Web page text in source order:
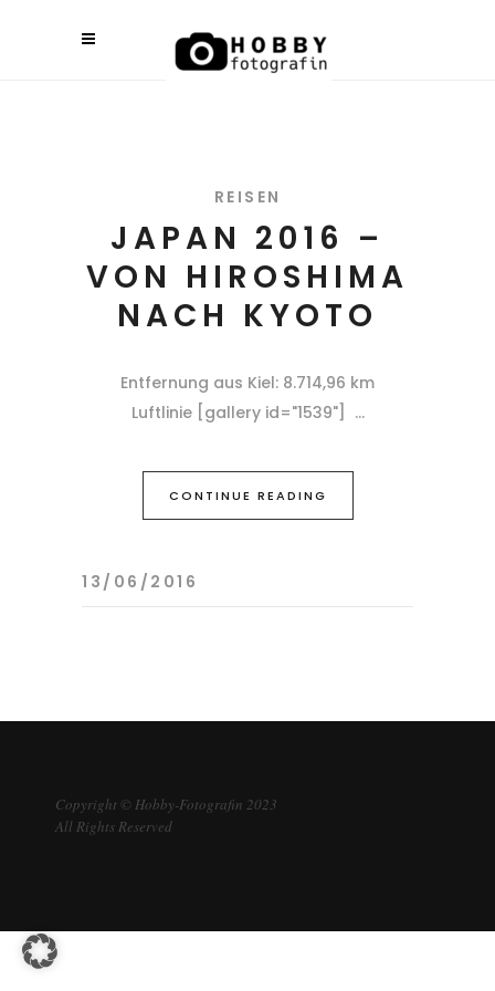
REISEN
JAPAN 2016 –
VON HIROSHIMA
NACH KYOTO
Entfernung aus Kiel: 8.714,96 km
Luftlinie [gallery id="1539"]
CONTINUE READING
13/06/2016
Copyright © Hobby-Fotografin 2023
All Rights Reserved